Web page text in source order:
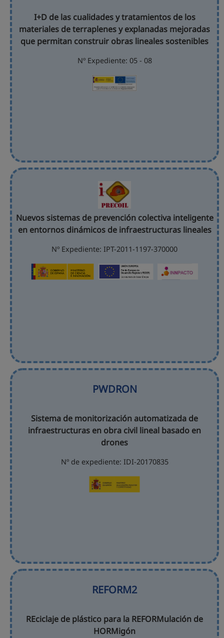
I+D de las cualidades y tratamientos de los
materiales de terraplenes y explanadas mejoradas
que permitan construir obras lineales sostenibles
Nº Expediente: 05 - 08
Nuevos sistemas de prevención colectiva inteligente
en entornos dinámicos de infraestructuras lineales
Nº Expediente: IPT-2011-1197-370000
PWDRON
Sistema de monitorización automatizada de
infraestructuras en obra civil lineal basado en
drones
Nº de expediente: IDI-20170835
REFORM2
REciclaje de plástico para la REFORMulación de
HORMigón